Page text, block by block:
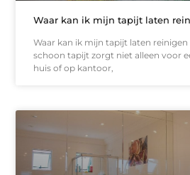
Waar kan ik mijn tapijt laten
Waar kan ik mijn tapijt laten reinigen
schoon tapijt zorgt niet alleen voor
huis of op kantoor,